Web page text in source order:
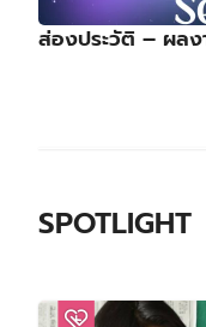
ส่องประวัติ – ผล
SPOTLIGHT